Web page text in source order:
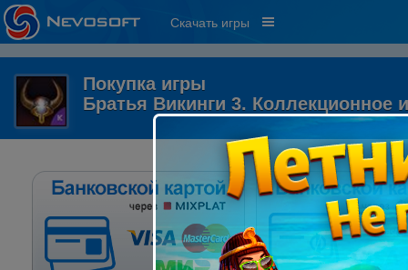
Скачать игры
Покупка игры
Братья Викинги 3. Коллекционное